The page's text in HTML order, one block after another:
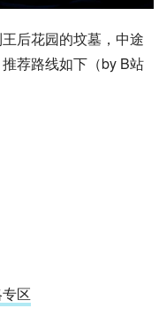
后花园的坟墓，中途
荐路线如下（by B站
区